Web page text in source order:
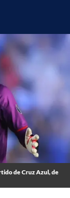
de Cruz Azul, de